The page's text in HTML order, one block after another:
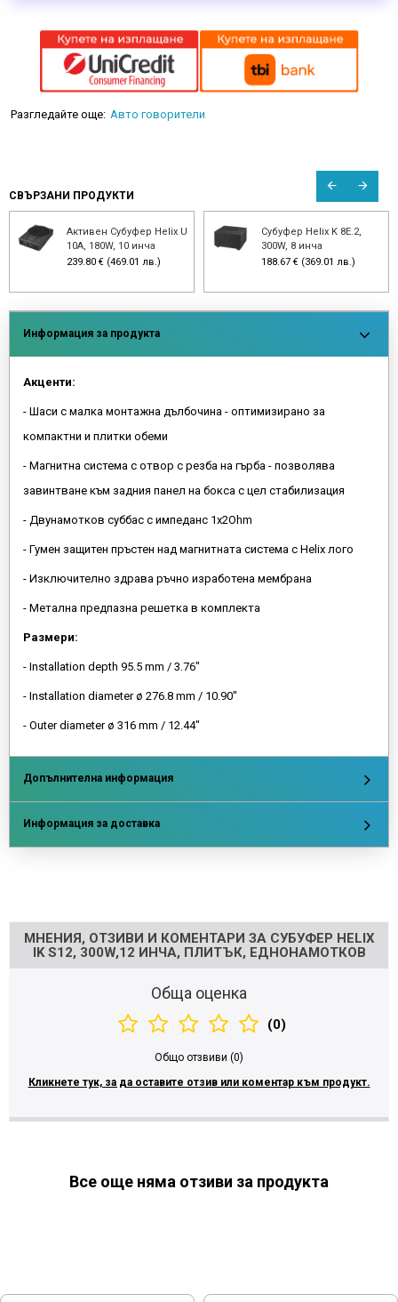
Разгледайте още: Авто говорители
СВЪРЗАНИ ПРОДУКТИ
Активен Субуфер Helix U
10A, 180W, 10 инча
239.80 € (469.01 лв.)
Субуфер Helix K 8E.2,
300W, 8 инча
188.67 € (369.01 лв.)
Информация за продукта
Акценти:
- Шаси с малка монтажна дълбочина - оптимизирано за
компактни и плитки обеми
- Магнитна система с отвор с резба на гърба - позволява
завинтване към задния панел на бокса с цел стабилизация
- Двунамотков суббас с импеданс 1х2Ohm
- Гумен защитен пръстен над магнитната система с Helix лого
- Изключително здрава ръчно изработена мембрана
- Метална предпазна решетка в комплекта
Размери:
- Installation depth 95.5 mm / 3.76"
- Installation diameter ø 276.8 mm / 10.90"
- Outer diameter ø 316 mm / 12.44"
Допълнителна информация
Информация за доставка
МНЕНИЯ, ОТЗИВИ И КОМЕНТАРИ ЗА СУБУФЕР HELIX
IK S12, 300W,12 ИНЧА, ПЛИТЪК, ЕДНОНАМОТКОВ
Обща оценка
(0)
Общо отзвиви (0)
Кликнете тук, за да оставите отзив или коментар към продукт.
Все още няма отзиви за продукта